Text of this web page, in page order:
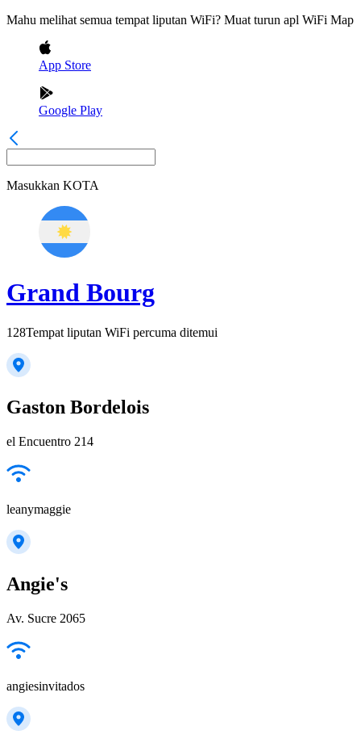
Mahu melihat semua tempat liputan WiFi? Muat turun apl WiFi Map
App Store
Google Play
Masukkan KOTA
Grand Bourg
128Tempat liputan WiFi percuma ditemui
Gaston Bordelois
el Encuentro 214
leanymaggie
Angie's
Av. Sucre 2065
angiesinvitados